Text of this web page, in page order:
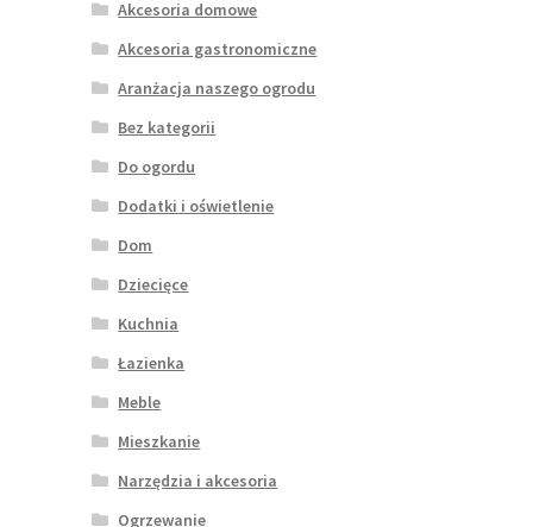
Akcesoria domowe
Akcesoria gastronomiczne
Aranżacja naszego ogrodu
Bez kategorii
Do ogordu
Dodatki i oświetlenie
Dom
Dziecięce
Kuchnia
Łazienka
Meble
Mieszkanie
Narzędzia i akcesoria
Ogrzewanie